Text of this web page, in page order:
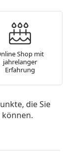
Shop mit
jahrelanger
Erfahrung
die Sie